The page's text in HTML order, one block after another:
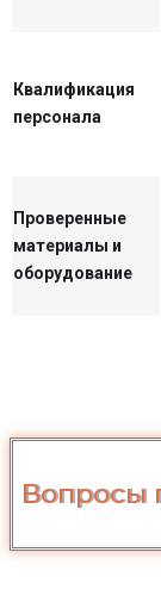
Квалификация
персонала
Проверенные
материалы и
оборудование
Вопросы